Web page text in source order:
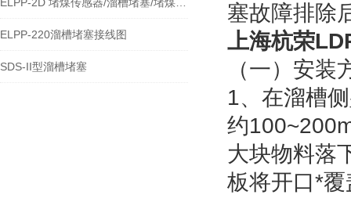
ELPP-220溜槽堵塞接线图
SDS-II型溜槽堵塞
塞故障排除
上海杭荣
（一）安
1、在溜槽
约
大块物料落
板将开口*